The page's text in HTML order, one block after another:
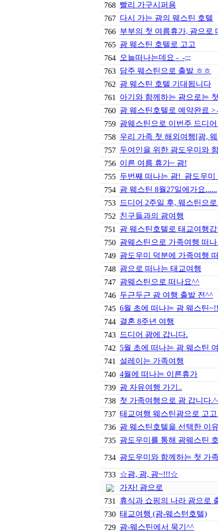
768 빨리 가구시퍼용
767 다시 가는 괌의 웨스틴 호텔
766 부부의 첫 여름휴가, 괌으로
765 괌 웨스틴 호텔로 고고
764 오늘떠나는데요 -_-;;;
763 담주 웨스틴으로 출발 ㅎㅎ
762 괌 웨스틴 호텔 기대됩니다
761
아기와 함께하는 괌으로는
760 괌 웨스틴호텔로 예약완료 >
759 괌웨스틴으로 이번주 드디
758 우리 가족 첫 해외여행[괌,
757 두여인을 위한 괌도우미와
756 이른 여름 휴가~ 괌!
755 두번째 떠나는 괌! 괌도우미
754 괌 웨스틴 8월27일에가요......
753 드디어 2주일 후, 웨스틴으
752 친구들과의 괌여행
751
괌 웨스틴호텔로 태교여행
750 괌웨스틴으로 가족여행 떠
749 괌도우미 덕분에 가족여행
748 괌으로 떠나는 태교여행
747 괌웨스틴으로 떠나요^^
746 두근두근 괌 여행 출발 전^^
745 6월 초에 떠나는 괌 웨스틴~!!
744 결혼 8주년 여행
743 드디어 괌에 갑니다.
742 5월 초에 떠나는 괌 웨스틴
741
설레이는 가족여행
740 4월에 떠나는 이른휴가
739 괌 자유여행 가기..
738 첫 가족여행으로 괌 갑니다
737 태교여행 웨스틴괌으로 고
736 괌 웨스틴호텔을 선택한 이
735 괌도우미를 통해 괌웨스틴
734 괌도우미와 함께하는 첫 가
733 ☆괌, 괌, 괌~!!!☆
가자! 괌으로
731
휴식과 쇼핑의 나라 괌으로
730 태교여행 (괌-웨스턴호텔)
729 괌-웨스틴에서 묵기^^